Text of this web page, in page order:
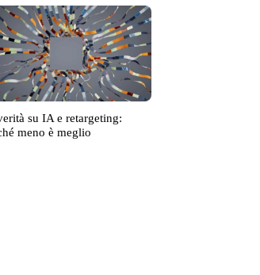
su IA e retargeting:
meno è meglio